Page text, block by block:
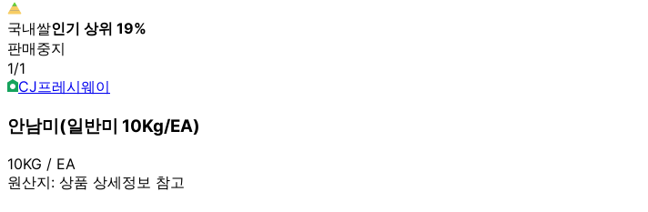
국내쌀인기 상위 19%
판매중지
1/1
CJ프레시웨이
안남미(일반미 10Kg/EA)
10KG / EA
원산지: 상품 상세정보 참고